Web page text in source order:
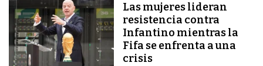
Las mujeres lideran
resistencia contra
Infantino mientras la
Fifa se enfrenta a una
crisis